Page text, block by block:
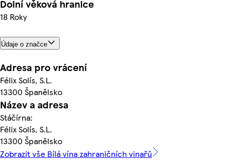
Dolní věková hranice
18 Roky
Údaje o značce
Adresa pro vrácení
Félix Solís, S.L.
13300 Španělsko
Název a adresa
Stáčírna:
Félix Solís, S.L.
13300 Španělsko
Zobrazit vše Bílá vína zahraničních vinařů